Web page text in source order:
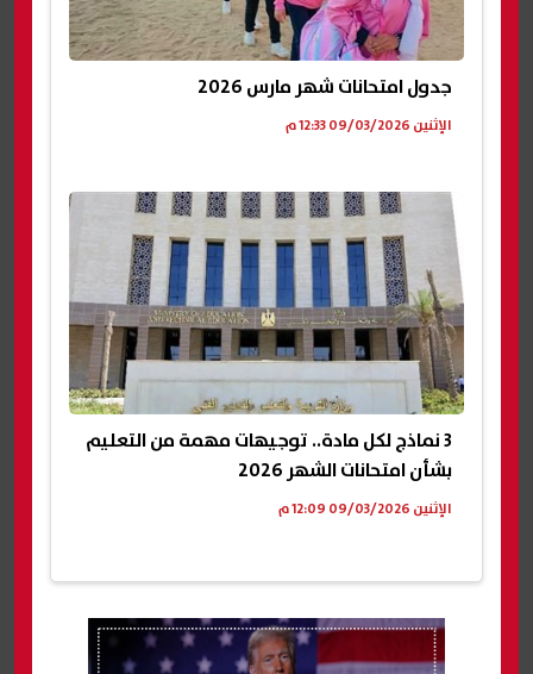
جدول امتحانات شهر مارس 2026
الإثنين 09/03/2026 12:33 م
3 نماذج لكل مادة.. توجيهات مهمة من التعليم
بشأن امتحانات الشهر 2026
الإثنين 09/03/2026 12:09 م